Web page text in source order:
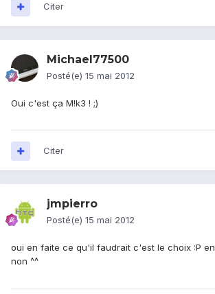
Citer
Michael77500
Posté(e) 15 mai 2012
Oui c'est ça M!k3 ! ;)
Citer
jmpierro
Posté(e) 15 mai 2012
oui en faite ce qu'il faudrait c'est le choix :P
non ^^